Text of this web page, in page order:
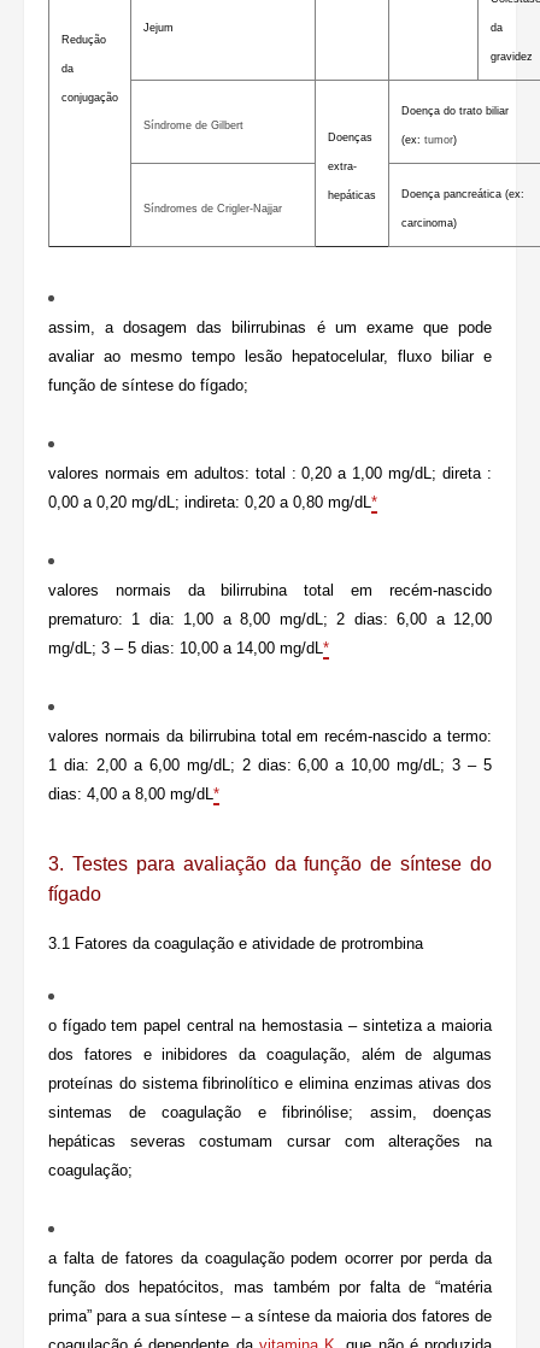
Redução
da
conjugação
Jejum da
gravidez
Síndrome de Gilbert
Doenças
extra-
hepáticas
Doença do trato biliar
(ex: tumor)
Síndromes de Crigler-Najjar
Doença pancreática (ex:
carcinoma)
assim, a dosagem das bilirrubinas é um exame que pode
avaliar ao mesmo tempo lesão hepatocelular, fluxo biliar e
função de síntese do fígado;
valores normais em adultos: total : 0,20 a 1,00 mg/dL; direta :
0,00 a 0,20 mg/dL; indireta: 0,20 a 0,80 mg/dL*
valores normais da bilirrubina total em recém-nascido
prematuro: 1 dia: 1,00 a 8,00 mg/dL; 2 dias: 6,00 a 12,00
mg/dL; 3 – 5 dias: 10,00 a 14,00 mg/dL*
valores normais da bilirrubina total em recém-nascido a termo:
1 dia: 2,00 a 6,00 mg/dL; 2 dias: 6,00 a 10,00 mg/dL; 3 – 5
dias: 4,00 a 8,00 mg/dL*
3. Testes para avaliação dafunção de síntese do
fígado
3.1 Fatores da coagulação e atividade de protrombina
o fígado tem papel central na hemostasia – sintetiza a maioria
dos fatores e inibidores da coagulação, além de algumas
proteínas do sistema fibrinolítico e elimina enzimas ativas dos
sintemas de coagulação e fibrinólise; assim, doenças
hepáticas severas costumam cursar com alterações na
coagulação;
a falta de fatores da coagulação podem ocorrer por perda da
função dos hepatócitos, mas também por falta de “matéria
prima” para a sua síntese – a síntese da maioria dos fatores de